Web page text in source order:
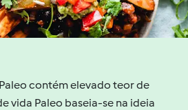
contém elevado teor de
vida Paleo baseia‑se na ideia